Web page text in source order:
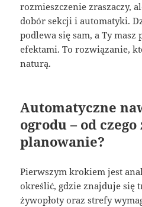
rozmieszczenie zraszaczy,
dobór sekcji i automatyki.
podlewa się sam, a Ty masz
efektami. To rozwiązanie,
naturą.
Automatyczne
ogrodu – od czego
planowanie?
Pierwszym krokiem jest
określić, gdzie znajduje się
żywopłoty oraz strefy